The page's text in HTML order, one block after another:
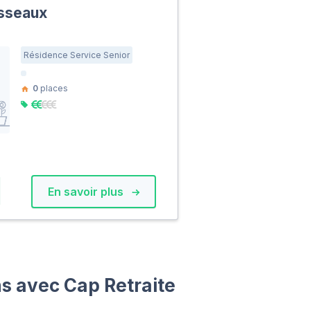
Résidence Service Senior
0 places
En savoir plus
avec Cap Retraite